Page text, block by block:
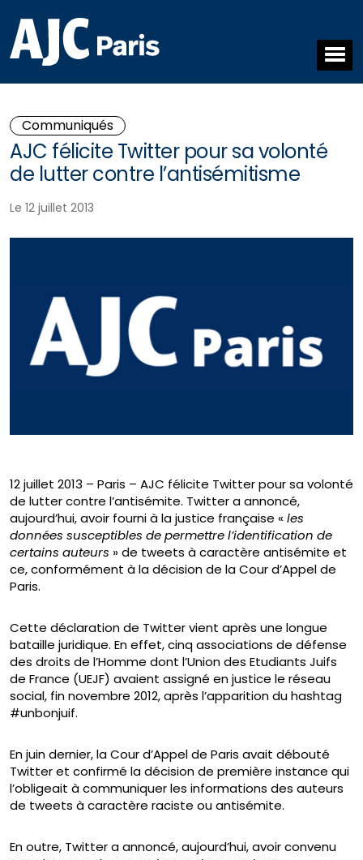
Communiqués
AJC félicite Twitter pour sa volonté
de lutter contre l’antisémitisme
Le 12 juillet 2013
12 juillet 2013 – Paris – AJC félicite Twitter pour sa volonté
de lutter contre l’antisémite. Twitter a annoncé,
aujourd’hui, avoir fourni à la justice française « les
données susceptibles de permettre l’identification de
certains auteurs » de tweets à caractère antisémite et
ce, conformément à la décision de la Cour d’Appel de
Paris.
Cette déclaration de Twitter vient après une longue
bataille juridique. En effet, cinq associations de défense
des droits de l’Homme dont l’Union des Etudiants Juifs
de France (UEJF) avaient assigné en justice le réseau
social, fin novembre 2012, après l’apparition du hashtag
#unbonjuif.
En juin dernier, la Cour d’Appel de Paris avait débouté
Twitter et confirmé la décision de première instance qui
l’obligeait à communiquer les informations des auteurs
de tweets à caractère raciste ou antisémite.
En outre, Twitter a annoncé, aujourd’hui, avoir convenu